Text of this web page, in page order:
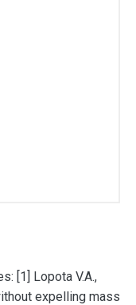
[1] Lopota V.A.,
expelling mass